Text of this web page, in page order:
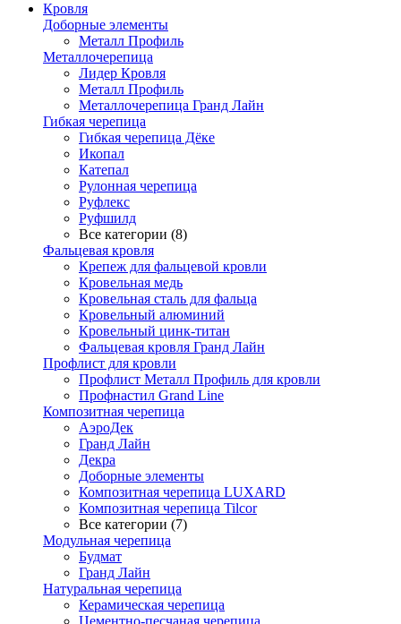
Кровля
Доборные элементы
Металл Профиль
Металлочерепица
Лидер Кровля
Металл Профиль
Металлочерепица Гранд Лайн
Гибкая черепица
Гибкая черепица Дёке
Икопал
Катепал
Рулонная черепица
Руфлекс
Руфшилд
Все категории (8)
Фальцевая кровля
Крепеж для фальцевой кровли
Кровельная медь
Кровельная сталь для фальца
Кровельный алюминий
Кровельный цинк-титан
Фальцевая кровля Гранд Лайн
Профлист для кровли
Профлист Металл Профиль для кровли
Профнастил Grand Line
Композитная черепица
АэроДек
Гранд Лайн
Декра
Доборные элементы
Композитная черепица LUXARD
Композитная черепица Tilcor
Все категории (7)
Модульная черепица
Будмат
Гранд Лайн
Натуральная черепица
Керамическая черепица
Цементно-песчаная черепица